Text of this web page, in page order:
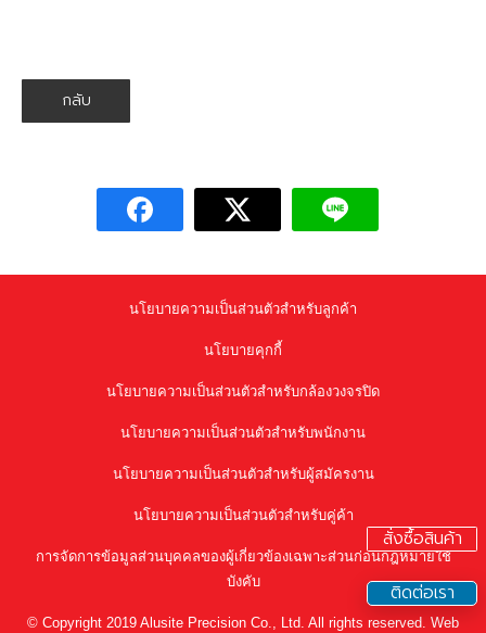
กลับ
นโยบายความเป็นส่วนตัวสำหรับลูกค้า
นโยบายคุกกี้
นโยบายความเป็นส่วนตัวสำหรับกล้องวงจรปิด
นโยบายความเป็นส่วนตัวสำหรับพนักงาน
นโยบายความเป็นส่วนตัวสำหรับผู้สมัครงาน
นโยบายความเป็นส่วนตัวสำหรับคู่ค้า
การจัดการข้อมูลส่วนบุคคลของผู้เกี่ยวข้องเฉพาะส่วนก่อนกฎหมายใช้
บังคับ
© Copyright 2019 Alusite Precision Co., Ltd. All rights reserved. Web
สั่งซื้อสินค้า
ติดต่อเรา